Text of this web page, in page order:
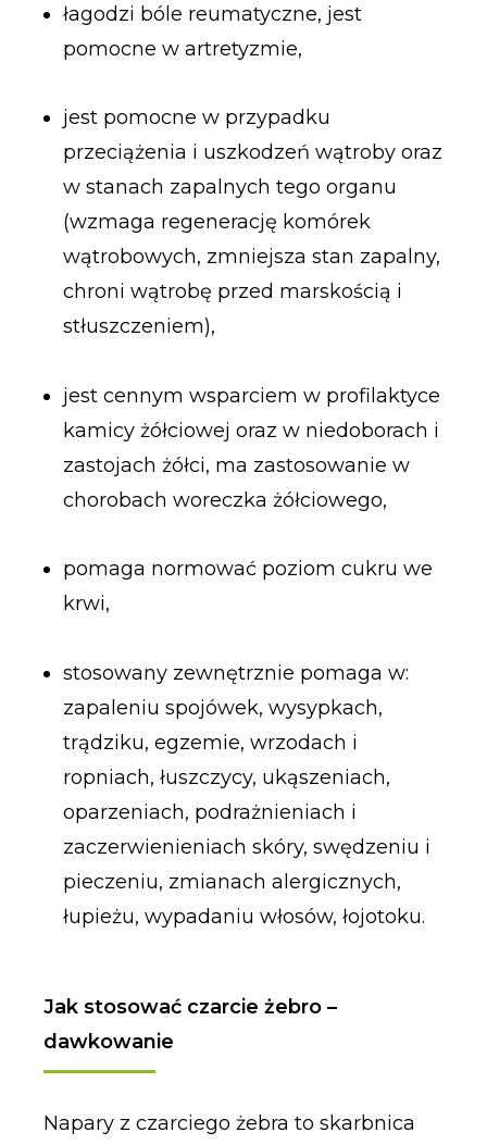
łagodzi bóle reumatyczne, jest
pomocne w artretyzmie,
jest pomocne w przypadku
przeciążenia i uszkodzeń wątroby oraz
w stanach zapalnych tego organu
(wzmaga regenerację komórek
wątrobowych, zmniejsza stan zapalny,
chroni wątrobę przed marskością i
stłuszczeniem),
jest cennym wsparciem w profilaktyce
kamicy żółciowej oraz w niedoborach i
zastojach żółci, ma zastosowanie w
chorobach woreczka żółciowego,
pomaga normować poziom cukru we
krwi,
stosowany zewnętrznie pomaga w:
zapaleniu spojówek, wysypkach,
trądziku, egzemie, wrzodach i
ropniach, łuszczycy, ukąszeniach,
oparzeniach, podrażnieniach i
zaczerwienieniach skóry, swędzeniu i
pieczeniu, zmianach alergicznych,
łupieżu, wypadaniu włosów, łojotoku.
Jak stosować czarcie żebro –
dawkowanie
Napary z czarciego żebra to skarbnica